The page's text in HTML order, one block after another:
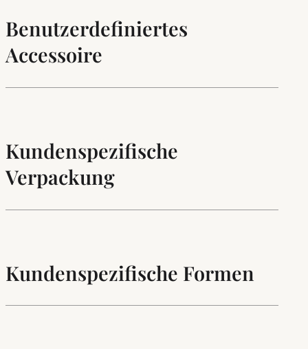
Benutzerdefiniertes
Accessoire
Kundenspezifische
Verpackung
Kundenspezifische Formen